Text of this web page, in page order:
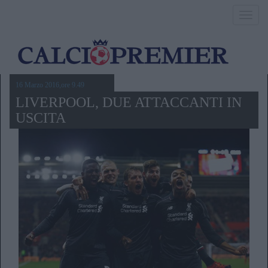
16 Marzo 2016,ore 9.49
LIVERPOOL, DUE ATTACCANTI IN
USCITA